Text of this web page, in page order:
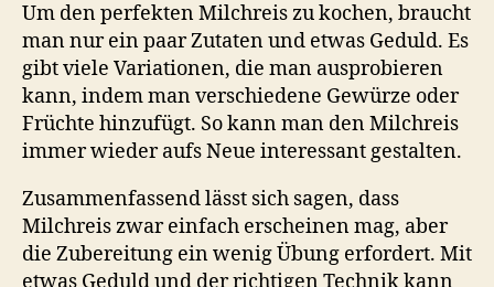
Um den perfekten Milchreis zu kochen, braucht
man nur ein paar Zutaten und etwas Geduld. Es
gibt viele Variationen, die man ausprobieren
kann, indem man verschiedene Gewürze oder
Früchte hinzufügt. So kann man den Milchreis
immer wieder aufs Neue interessant gestalten.
Zusammenfassend lässt sich sagen, dass
Milchreis zwar einfach erscheinen mag, aber
die Zubereitung ein wenig Übung erfordert. Mit